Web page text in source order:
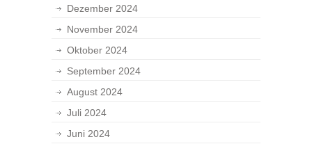
Dezember 2024
November 2024
Oktober 2024
September 2024
August 2024
Juli 2024
Juni 2024